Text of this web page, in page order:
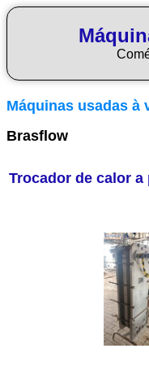
Máquinas usadas à
Brasflow
Trocador de calor